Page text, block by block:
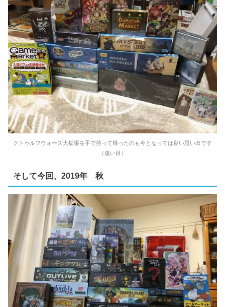
クトゥルフウォーズ大拡張を手で持って帰ったのも今となっては良い思い出です
（遠い目）
そして今回、2019年 秋